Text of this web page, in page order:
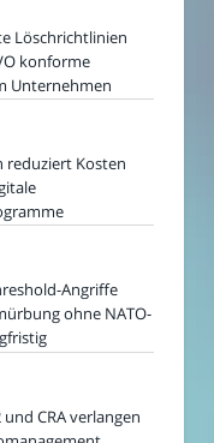
Löschrichtlinien
konforme
Unternehmen
reduziert Kosten
Angriffe
ohne NATO-
CRA verlangen